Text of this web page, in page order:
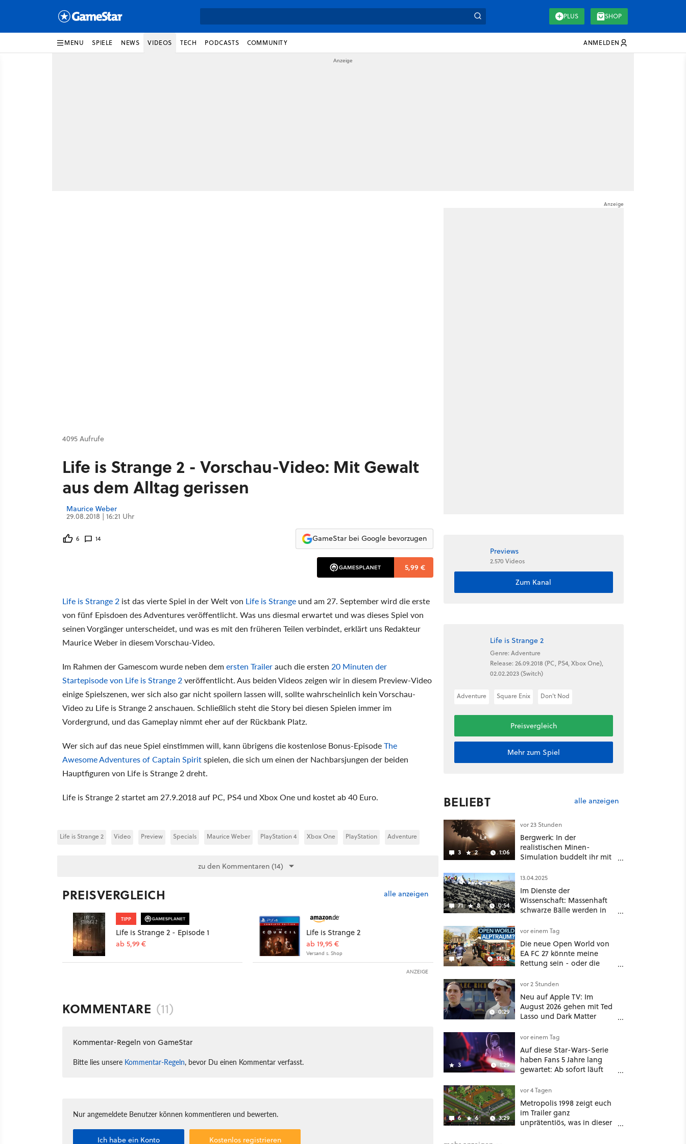
PLUS SHOP
MENU SPIELE NEWS VIDEOS TECH PODCASTS COMMUNITY ANMELDEN
4095 Aufrufe
Life is Strange 2 - Vorschau-Video: Mit Gewalt
aus dem Alltag gerissen
Maurice Weber
29.08.2018 | 16:21 Uhr
6 14 GameStar bei Google bevorzugen
5,99 €
Life is Strange 2 ist das vierte Spiel in der Welt von Life is Strange und am 27. September wird die erste
von fünf Episdoen des Adventures veröffentlicht. Was uns diesmal erwartet und was dieses Spiel von
seinen Vorgänger unterscheidet, und was es mit den früheren Teilen verbindet, erklärt uns Redakteur
Maurice Weber in diesem Vorschau-Video.
Im Rahmen der Gamescom wurde neben demersten Trailerauch die ersten 20 Minuten der
Startepisode von Life is Strange 2veröffentlicht. Aus beiden Videos zeigen wir in diesem Preview-Video
einige Spielszenen, wer sich also gar nicht spoilern lassen will, sollte wahrscheinlich kein Vorschau-
Video zu Life is Strange 2 anschauen. Schließlich steht die Story bei diesen Spielen immer im
Vordergrund, und das Gameplay nimmt eher auf der Rückbank Platz.
Wer sich auf das neue Spiel einstimmen will, kann übrigens die kostenlose Bonus-EpisodeThe
Awesome Adventures of Captain Spiritspielen, die sich um einen der Nachbarsjungen der beiden
Hauptfiguren von Life is Strange 2 dreht.
Life is Strange 2 startet am 27.9.2018 auf PC, PS4 und Xbox One und kostet ab 40 Euro.
Life is Strange 2 Video Preview Specials Maurice Weber PlayStation 4 Xbox One PlayStation Adventure
zu den Kommentaren (14)
PREISVERGLEICH alle anzeigen
TIPP
Life is Strange 2 - Episode 1
ab 5,99 €
Life is Strange 2
ab 19,95 €
Versand s. Shop
ANZEIGE
KOMMENTARE (11)
Kommentar-Regeln von GameStar
Bitte lies unsere Kommentar-Regeln, bevor Du einen Kommentar verfasst.
Nur angemeldete Benutzer können kommentieren und bewerten.
Ich habe ein Konto Kostenlos registrieren
Previews
2.570 Videos
Zum Kanal
Life is Strange 2
Genre: Adventure
Release: 26.09.2018 (PC, PS4, Xbox One),
02.02.2023 (Switch)
Adventure Square Enix Don't Nod
Preisvergleich
Mehr zum Spiel
BELIEBT alle anzeigen
3 2 1:06
vor 23 Stunden
Bergwerk: In der
realistischen Minen-
Simulation buddelt ihr mit
möglichst vorsichtig Kohle
aus
71 8 0:54
13.04.2025
Im Dienste der
Wissenschaft: Massenhaft
schwarze Bälle werden in
geschüttet
17 14:38
vor einem Tag
Die neue Open World von
EA FC 27 könnte meine
Rettung sein - oder die
0:29
vor 2 Stunden
Neu auf Apple TV: Im
August 2026 gehen mit Ted
Lasso und Dark Matter
Highlights weiter
3 1:29
vor einem Tag
Auf diese Star-Wars-Serie
haben Fans 5 Jahre lang
gewartet: Ab sofort läuft
Disney Plus
6 6 3:29
vor 4 Tagen
Metropolis 1998 zeigt euch
im Trailer ganz
unprätentiös, was in dieser